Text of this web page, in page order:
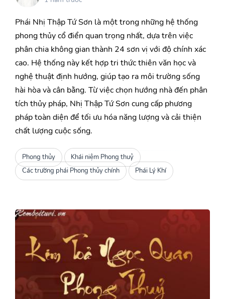
Phái Nhị Thập Tứ Sơn là một trong những hệ thống
phong thủy cổ điển quan trọng nhất, dựa trên việc
phân chia không gian thành 24 sơn vị với độ chính xác
cao. Hệ thống này kết hợp tri thức thiên văn học và
nghệ thuật định hướng, giúp tạo ra môi trường sống
hài hòa và cân bằng. Từ việc chọn hướng nhà đến phân
tích thủy pháp, Nhị Thập Tứ Sơn cung cấp phương
pháp toàn diện để tối ưu hóa năng lượng và cải thiện
chất lượng cuộc sống.
Phong thủy
Khái niệm Phong thuỷ
Các trường phái Phong thủy chính
Phái Lý Khí